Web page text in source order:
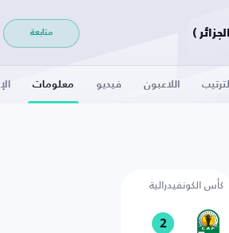
متابعة
الترتيب اللاعبون فيديو معلومات
كأس الكونفيدرالية
2